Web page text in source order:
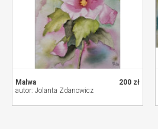
200 zł
Malwa
autor: Jolanta Zdanowicz